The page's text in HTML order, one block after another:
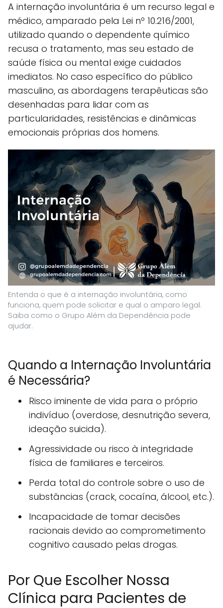
A internação involuntária é um recurso legal e
médico, amparado pela Lei nº 10.216/2001,
utilizado quando o dependente químico
recusa o tratamento, mas seu estado de
saúde física ou mental exige cuidados
imediatos. No caso específico do público
masculino, as abordagens terapêuticas são
desenhadas para lidar com as
particularidades, resistências e dinâmicas
emocionais próprias dos homens.
Entenda o que é a internação involuntária, como
funciona, quem pode solicitar e qual o amparo legal.
Saiba como o Grupo Além da Dependência pode
ajudar.
Quando a Internação Involuntária
é Necessária?
Risco iminente de vida para o próprio
indivíduo (overdose, desnutrição severa,
ideação suicida).
Agressividade ou risco à integridade
física de familiares e terceiros.
Perda total do controle sobre o uso de
substâncias (crack, cocaína, álcool, etc.).
Incapacidade de tomar decisões
racionais devido ao comprometimento
cognitivo causado pelas drogas.
Por Que Escolher Nossa
Clínica para Pacientes de